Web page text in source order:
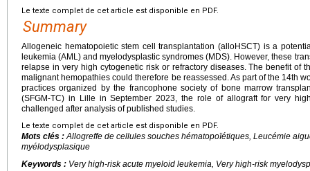
Le texte complet de cet article est disponible en PDF.
Summary
Allogeneic hematopoietic stem cell transplantation (alloHSCT) is a
leukemia (AML) and myelodysplastic syndromes (MDS). However, these
relapse in very high cytogenetic risk or refractory diseases. The benefit of
malignant hemopathies could therefore be reassessed. As part of the 14th
practices organized by the francophone society of bone marrow
(SFGM-TC) in Lille in September 2023, the role of allograft for very
challenged after analysis of published studies.
Le texte complet de cet article est disponible en PDF.
Mots clés :Allogreffe de cellules souches hématopoïétiques, Leucémie
myélodysplasique
Keywords : Very high-risk acute myeloid leukemia, Very high-risk